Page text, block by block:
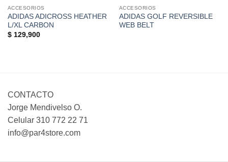
ACCESORIOS
ADIDAS ADICROSS HEATHER
L/XL CARBON
$129,900
ACCESORIOS
ADIDAS GOLF REVERSIBLE
WEB BELT
CONTACTO
Jorge Mendivelso O.
Celular 310 772 22 71
info@par4store.com